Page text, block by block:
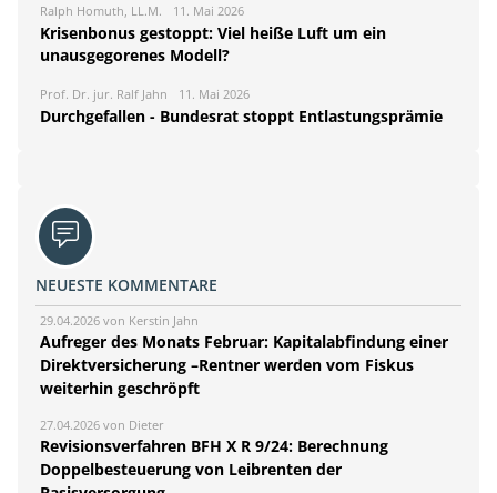
Ralph Homuth, LL.M. 11. Mai 2026
Krisenbonus gestoppt: Viel heiße Luft um ein
unausgegorenes Modell?
Prof. Dr. jur. Ralf Jahn 11. Mai 2026
Durchgefallen - Bundesrat stoppt Entlastungsprämie
NEUESTE KOMMENTARE
29.04.2026 von Kerstin Jahn
Aufreger des Monats Februar: Kapitalabfindung einer
Direktversicherung –Rentner werden vom Fiskus
weiterhin geschröpft
27.04.2026 von Dieter
Revisionsverfahren BFH X R 9/24: Berechnung
Doppelbesteuerung von Leibrenten der